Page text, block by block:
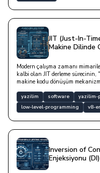
JIT (Just-In-
Makine Dilinde
Modern çalışma zamanı
kalbi olan JIT derleme
makine kodu dönüşüm
yazilim software yazilim-
low-level-programming
v8-
Inversion of
Enjeksiyonu